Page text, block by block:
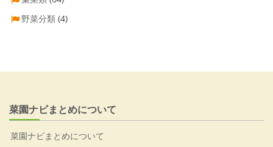
野菜分類 (4)
菜園ナビまとめについて
菜園ナビまとめについて